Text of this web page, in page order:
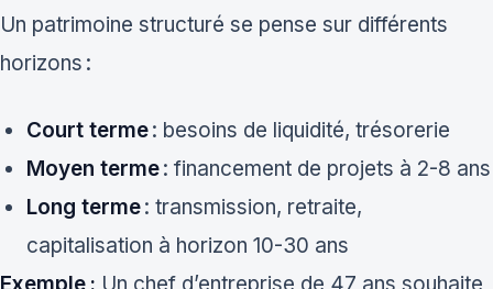
Un patrimoine structuré se pense sur différents
horizons :
Court terme: besoins de liquidité, trésorerie
Moyen terme: financement de projets à 2-8 ans
Long terme: transmission, retraite,
capitalisation à horizon 10-30 ans